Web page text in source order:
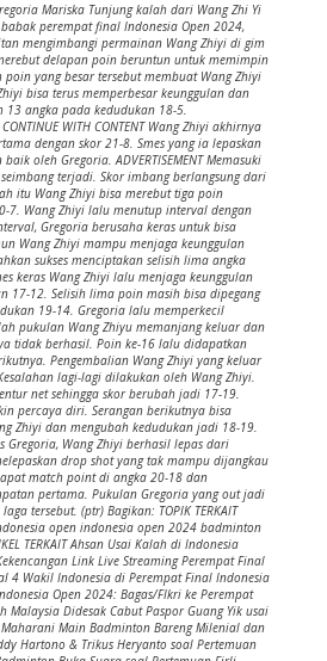
Mariska Tunjung kalah dari Wang Zhi Yi
perempat final Indonesia Open 2024,
mengimbangi permainan Wang Zhiyi di gim
delapan poin beruntun untuk memimpin
yang besar tersebut membuat Wang Zhiyi
bisa terus memperbesar keunggulan dan
13 angka pada kedudukan 18-5.
CONTINUE WITH CONTENT Wang Zhiyi akhirnya
dengan skor 21-8. Smes yang ia lepaskan
oleh Gregoria. ADVERTISEMENT Memasuki
terjadi. Skor imbang berlangsung dari
itu Wang Zhiyi bisa merebut tiga poin
7. Wang Zhiyi lalu menutup interval dengan
Gregoria berusaha keras untuk bisa
Wang Zhiyi mampu menjaga keunggulan
sukses menciptakan selisih lima angka
keras Wang Zhiyi lalu menjaga keunggulan
17-12. Selisih lima poin masih bisa dipegang
19-14. Gregoria lalu memperkecil
pukulan Wang Zhiyu memanjang keluar dan
tidak berhasil. Poin ke-16 lalu didapatkan
Pengembalian Wang Zhiyi yang keluar
lagi-lagi dilakukan oleh Wang Zhiyi.
net sehingga skor berubah jadi 17-19.
percaya diri. Serangan berikutnya bisa
Zhiyi dan mengubah kedudukan jadi 18-19.
Gregoria, Wang Zhiyi berhasil lepas dari
drop shot yang tak mampu dijangkau
match point di angka 20-18 dan
pertama. Pukulan Gregoria yang out jadi
tersebut. (ptr) Bagikan: TOPIK TERKAIT
open indonesia open 2024 badminton
TERKAIT Ahsan Usai Kalah di Indonesia
Link Live Streaming Perempat Final
4 Wakil Indonesia di Perempat Final Indonesia
Open 2024: Bagas/FIkri ke Perempat
Malaysia Didesak Cabut Paspor Guang Yik usai
Maharani Main Badminton Bareng Milenial dan
Hartono & Trikus Heryanto soal Pertemuan